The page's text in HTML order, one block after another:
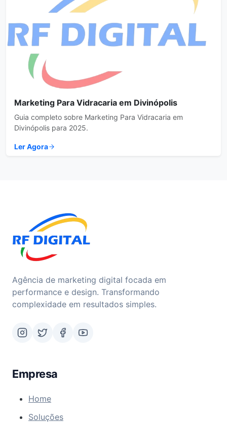
Marketing Para Vidracaria em Divinópolis
Guia completo sobre Marketing Para Vidracaria em
Divinópolis para 2025.
Ler Agora
Agência de marketing digital focada em
performance e design. Transformando
complexidade em resultados simples.
Empresa
Home
Soluções